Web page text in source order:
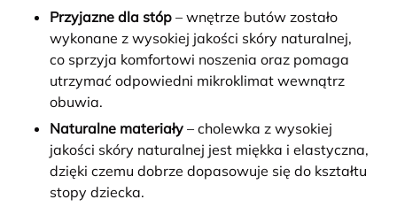
Przyjazne dla stóp – wnętrze butów zostało
wykonane z wysokiej jakości skóry naturalnej,
co sprzyja komfortowi noszenia oraz pomaga
utrzymać odpowiedni mikroklimat wewnątrz
obuwia.
Naturalne materiały – cholewka z wysokiej
jakości skóry naturalnej jest miękka i elastyczna,
dzięki czemu dobrze dopasowuje się do kształtu
stopy dziecka.